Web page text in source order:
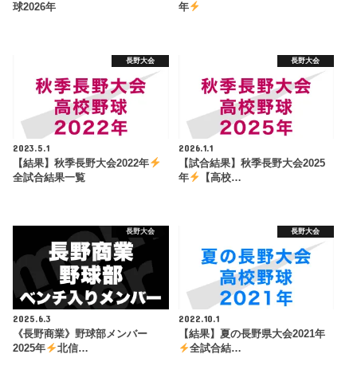
球2026年
年
長野大会
2023.5.1
【結果】秋季長野大会2022年
全試合結果一覧
長野大会
2026.1.1
【試合結果】秋季長野大会2025
年
【高校…
長野大会
2025.6.3
《長野商業》野球部メンバー
2025年
北信…
長野大会
2022.10.1
【結果】夏の長野県大会2021年
全試合結…